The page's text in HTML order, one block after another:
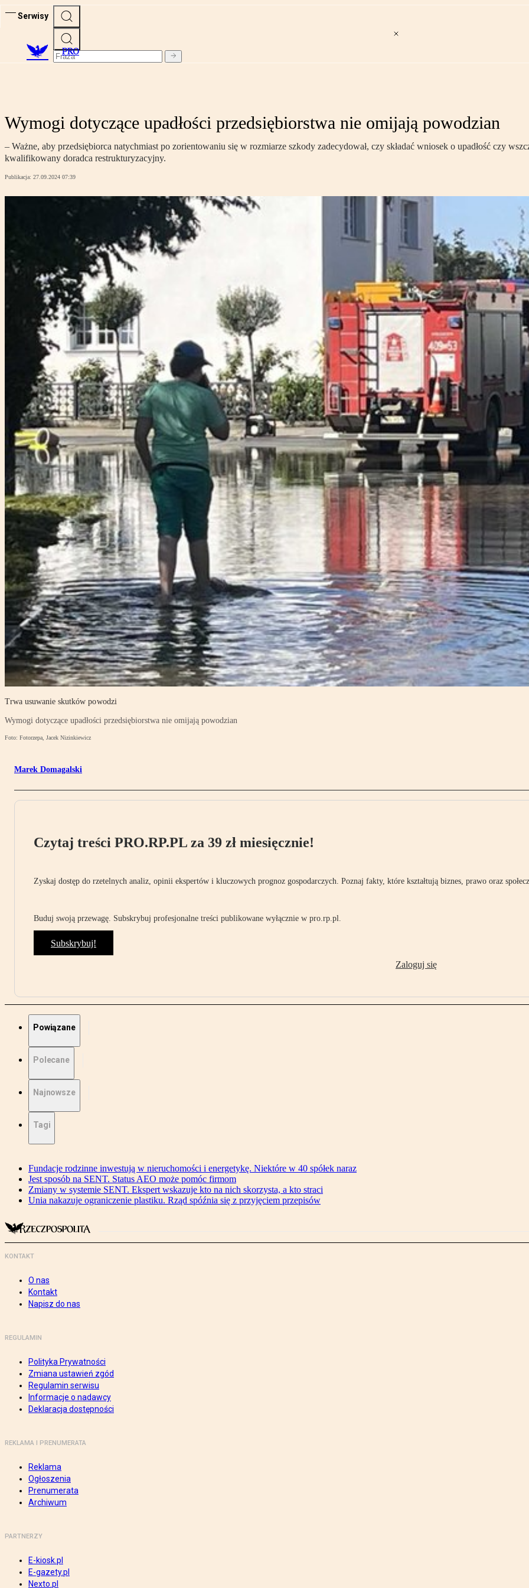
Serwisy
PRO
Wymogi dotyczące upadłości przedsiębiorstwa nie omijają powodzian
– Ważne, aby przedsiębiorca natychmiast po zorientowaniu się w rozmiarze szkody zadecydował, czy składać wniosek o upadłość czy
kwalifikowany doradca restrukturyzacyjny.
Publikacja: 27.09.2024 07:39
Trwa usuwanie skutków powodzi
Wymogi dotyczące upadłości przedsiębiorstwa nie omijają powodzian
Foto: Fotorzepa, Jacek Nizinkiewicz
Marek Domagalski
Czytaj treści PRO.RP.PL za 39 zł miesięcznie!
Zyskaj dostęp do rzetelnych analiz, opinii ekspertów i kluczowych prognoz gospodarczych. Poznaj fakty, które kształtują biznes, prawo oraz
Buduj swoją przewagę. Subskrybuj profesjonalne treści publikowane wyłącznie w pro.rp.pl.
Subskrybuj!
Zaloguj się
Powiązane
Polecane
Najnowsze
Tagi
Fundacje rodzinne inwestują w nieruchomości i energetykę. Niektóre w 40 spółek naraz
Jest sposób na SENT. Status AEO może pomóc firmom
Zmiany w systemie SENT. Ekspert wskazuje kto na nich skorzysta, a kto straci
Unia nakazuje ograniczenie plastiku. Rząd spóźnia się z przyjęciem przepisów
KONTAKT
O nas
Kontakt
Napisz do nas
REGULAMIN
Polityka Prywatności
Zmiana ustawień zgód
Regulamin serwisu
Informacje o nadawcy
Deklaracja dostępności
REKLAMA I PRENUMERATA
Reklama
Ogłoszenia
Prenumerata
Archiwum
PARTNERZY
E-kiosk.pl
E-gazety.pl
Nexto.pl